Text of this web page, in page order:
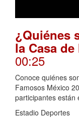
¿Quiénes
la Casa
00:25
Conoce quiénes
Famosos México
participantes están
Estadio Deportes